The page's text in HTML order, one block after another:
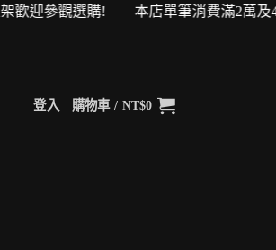
購! 本店單筆消費滿2萬及4萬即可升
登入 購物車 / NT$0